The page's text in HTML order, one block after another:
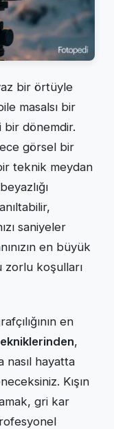
bir örtüyle
masalsı bir
dönemdir.
görsel bir
teknik meydan
saniyeler
en büyük
zorlu koşulları
en
,
nasıl hayatta
Kışın
gri kar